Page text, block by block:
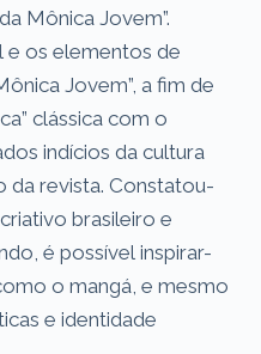
Mônica Jovem”.
e os elementos de
Jovem”, a fim de
clássica com o
indícios da cultura
da revista. Constatou-
brasileiro e
é possível inspirar-
o mangá, e mesmo
e identidade